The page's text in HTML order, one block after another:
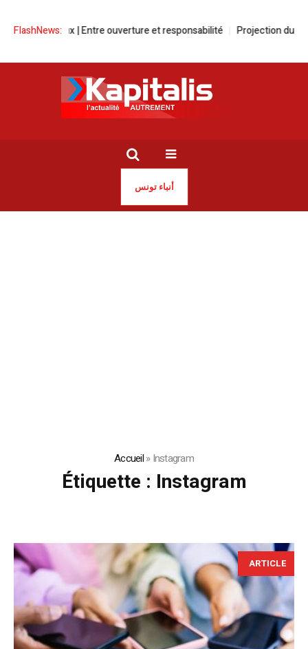
FlashNews:
| Entre ouverture et responsabilité Projection du film « Donya » de
أنباء تونس
Accueil»Instagram
Étiquette : Instagram
ARTICLE